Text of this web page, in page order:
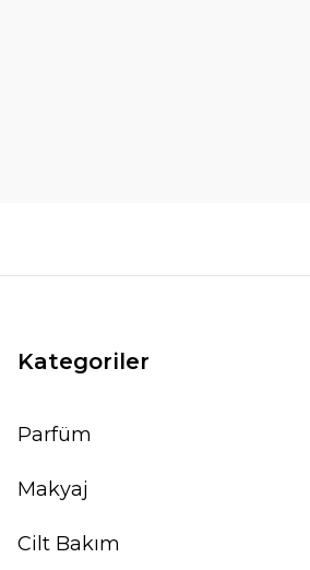
Kategoriler
Parfüm
Makyaj
Cilt Bakım